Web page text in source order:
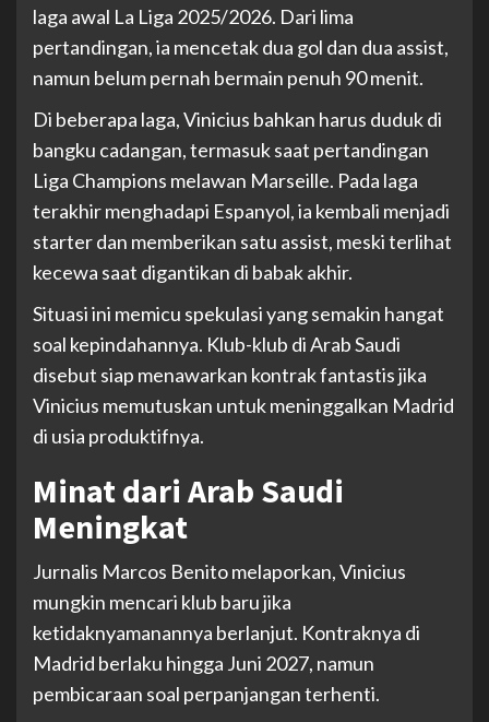
laga awal La Liga 2025/2026. Dari lima
pertandingan, ia mencetak dua gol dan dua assist,
namun belum pernah bermain penuh 90 menit.
Di beberapa laga, Vinicius bahkan harus duduk di
bangku cadangan, termasuk saat pertandingan
Liga Champions melawan Marseille. Pada laga
terakhir menghadapi Espanyol, ia kembali menjadi
starter dan memberikan satu assist, meski terlihat
kecewa saat digantikan di babak akhir.
Situasi ini memicu spekulasi yang semakin hangat
soal kepindahannya. Klub-klub di Arab Saudi
disebut siap menawarkan kontrak fantastis jika
Vinicius memutuskan untuk meninggalkan Madrid
di usia produktifnya.
Minat dari Arab Saudi
Meningkat
Jurnalis Marcos Benito melaporkan, Vinicius
mungkin mencari klub baru jika
ketidaknyamanannya berlanjut. Kontraknya di
Madrid berlaku hingga Juni 2027, namun
pembicaraan soal perpanjangan terhenti.